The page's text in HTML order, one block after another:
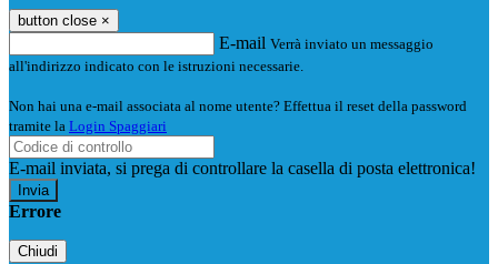
button close ×
E-mail Verrà inviato un messaggio
all'indirizzo indicato con le istruzioni necessarie.
Non hai una e-mail associata al nome utente? Effettua il reset della password
tramite la Login Spaggiari
E-mail inviata, si prega di controllare la casella di posta elettronica!
Errore
Chiudi